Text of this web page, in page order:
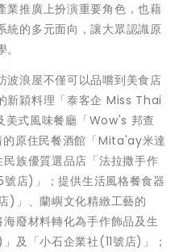
業推廣上扮演重要角色，也藉
統的多元面向，讓大眾認識原
波浪屋不僅可以品嚐到美食店
新穎料理「泰客企 Miss Thai
式風味餐廳「Wow's 邦查
原住民餐酒館「Mita'ay米達
族優質選品店「法拉撒手作
店)」；提供生活風格餐食器
)」、蘭嶼文化精緻工藝的
廢材料轉化為手作飾品及生
及「小石企業社(11號店)」；